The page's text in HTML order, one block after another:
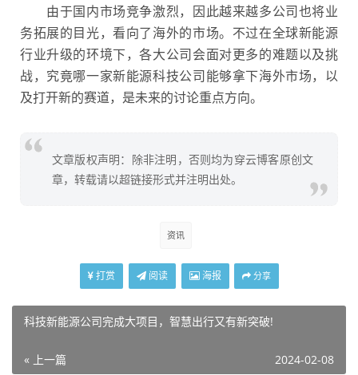
由于国内市场竞争激烈，因此越来越多公司也将业
务拓展的目光，看向了海外的市场。不过在全球新能源
行业升级的环境下，各大公司会面对更多的难题以及挑
战，究竟哪一家新能源科技公司能够拿下海外市场，以
及打开新的赛道，是未来的讨论重点方向。
文章版权声明：除非注明，否则均为穿云博客原创文
章，转载请以超链接形式并注明出处。
资讯
打赏 阅读 海报 分享
科技新能源公司完成大项目，智慧出行又有新突破!
« 上一篇 2024-02-08